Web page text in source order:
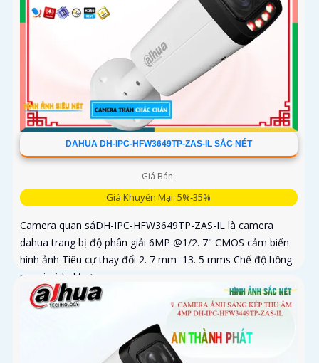
DAHUA DH-IPC-HFW3649TP-ZAS-IL SẮC NÉT
Giá Bán:
Giá Khuyến Mại: 5%-35%
Camera quan sáDH-IPC-HFW3649TP-ZAS-IL là camera
dahua trang bị độ phân giải 6MP @1/2. 7" CMOS cảm biến
hình ảnh Tiêu cự thay đổi 2. 7 mm–13. 5 mms Chế độ hồng
ngoại và led trợ...